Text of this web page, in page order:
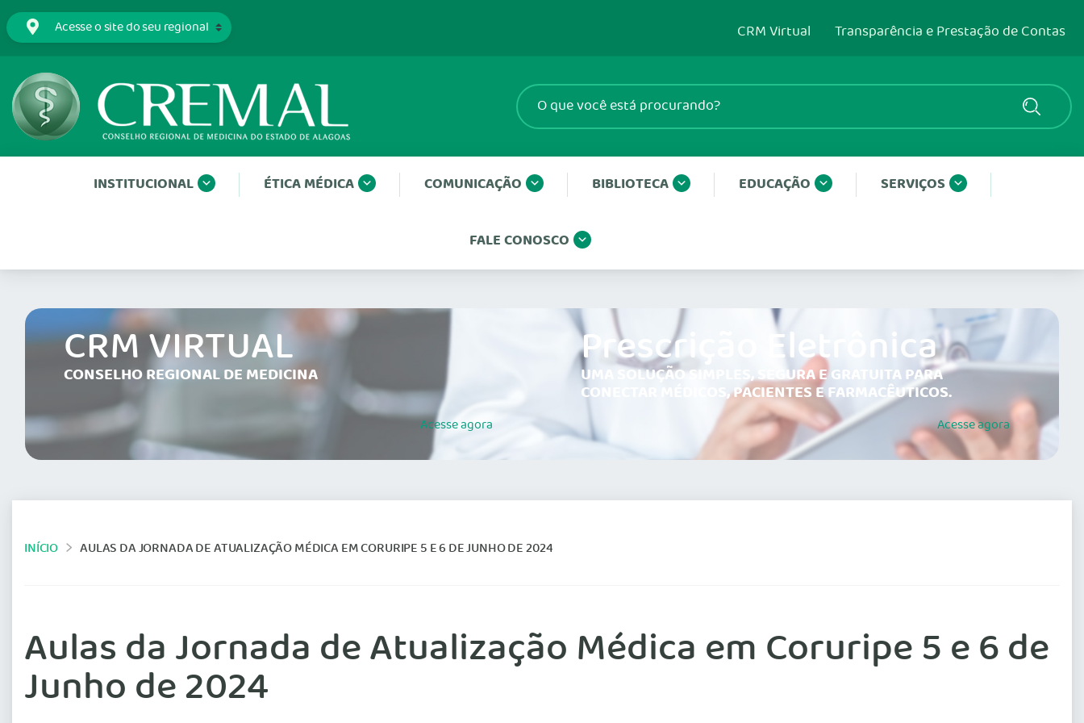
CRM Virtual Transparência e Prestação de Contas
INSTITUCIONAL ÉTICA MÉDICA COMUNICAÇÃO BIBLIOTECA EDUCAÇÃO SERVIÇOS
FALE CONOSCO
CRM VIRTUAL
CONSELHO REGIONAL DE MEDICINA
Acesseagora
Prescrição Eletrônica
UMA SOLUÇÃO SIMPLES, SEGURA E GRATUITA PARA
CONECTAR MÉDICOS, PACIENTES E FARMACÊUTICOS.
Acesseagora
INÍCIO AULAS DA JORNADA DE ATUALIZAÇÃO MÉDICA EM CORURIPE 5 E 6 DE JUNHO DE 2024
Aulas da Jornada de Atualização Médica em Coruripe 5 e 6 de
Junho de 2024